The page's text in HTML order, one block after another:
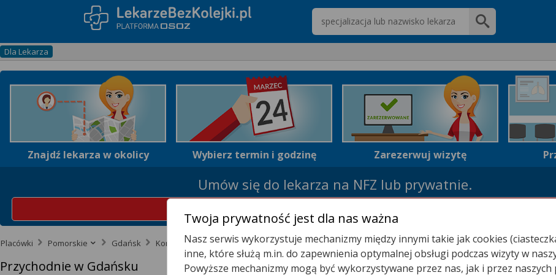
Wpisz nazwę lekarza
Dla Lekarza
Znajdź lekarza w okolicy Wybierz termin i godzinę Zarezerwuj wizytę
Umów się do lekarza na NFZ lub prywatnie.
Placówki Pomorskie Gdańsk Komary
Przychodnie w Gdańsku
Twoja prywatność jest dla nas ważna
Nasz serwis wykorzystuje mechanizmy między innymi takie jak cookies
inne, które służą m.in. do zapewnienia optymalnej obsługi podczas wizyty w
Powyższe mechanizmy mogą być wykorzystywane przez nas, jak i przez naszych